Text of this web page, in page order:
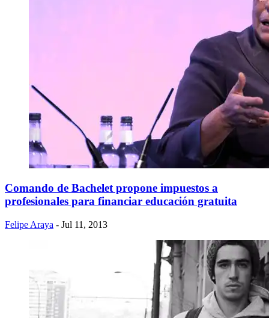
Comando de Bachelet propone impuestos a
profesionales para financiar educación gratuita
Felipe Araya - Jul 11, 2013